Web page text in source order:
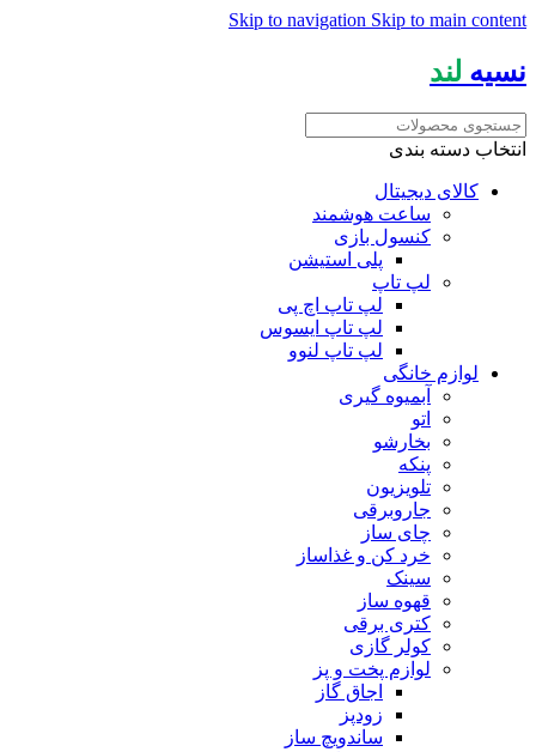
Skip to navigation Skip to main content
نسیه لند
انتخاب دسته بندی
کالای دیجیتال
ساعت هوشمند
کنسول بازی
پلی استیشن
لپ تاپ
لپ تاپ اچ پی
لپ تاپ ایسوس
لپ تاپ لنوو
لوازم خانگی
آبمیوه گیری
اتو
بخارشو
پنکه
تلویزیون
جاروبرقی
چای ساز
خرد کن و غذاساز
سینک
قهوه ساز
کتری برقی
کولر گازی
لوازم پخت و پز
اجاق گاز
زودپز
ساندویچ ساز